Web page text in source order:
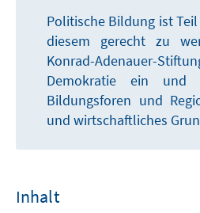
Politische Bildung ist
diesem gerecht zu
Konrad-Adenauer-
Demokratie ein
Bildungsforen und
und wirtschaftliches
Inhalt